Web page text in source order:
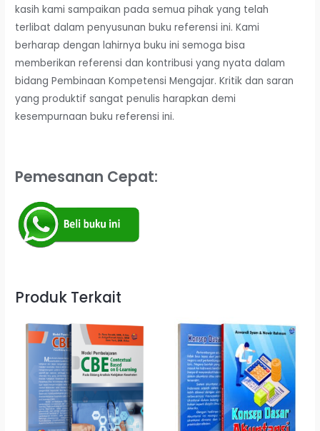
kasih kami sampaikan pada semua pihak yang telah
terlibat dalam penyusunan buku referensi ini. Kami
berharap dengan lahirnya buku ini semoga bisa
memberikan referensi dan kontribusi yang nyata dalam
bidang Pembinaan Kompetensi Mengajar. Kritik dan saran
yang produktif sangat penulis harapkan demi
kesempurnaan buku referensi ini.
Pemesanan Cepat:
Produk Terkait